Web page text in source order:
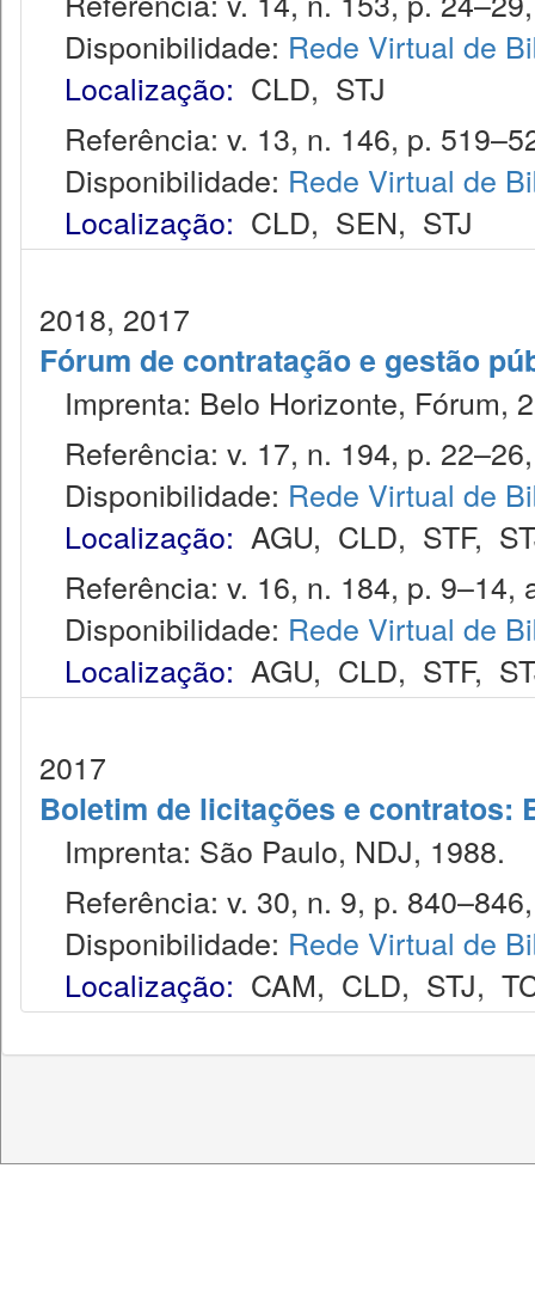
Disponibilidade: Rede Virtual de
Localização: CLD, STJ
Referência: v. 13, n. 146, p.
Disponibilidade: Rede Virtual de
Localização: CLD, SEN, STJ
2018, 2017
Fórum de contratação e gestão
Imprenta: Belo Horizonte, Fórum,
Referência: v. 17, n. 194, p.
Disponibilidade: Rede Virtual de
Localização: AGU, CLD, STF,
Referência: v. 16, n. 184, p. 9–14,
Disponibilidade: Rede Virtual de
Localização: AGU, CLD, STF,
2017
Boletim de licitações e contratos:
Imprenta: São Paulo, NDJ, 1988.
Referência: v. 30, n. 9, p.
Disponibilidade: Rede Virtual de
Localização: CAM, CLD, STJ,